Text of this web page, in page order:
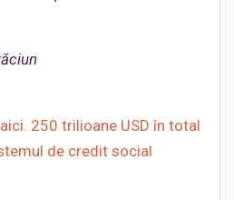
250 trilioane USD în total
de credit social